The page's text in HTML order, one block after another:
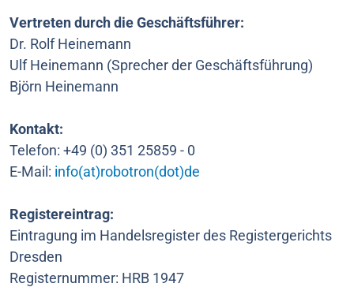
Vertreten durch die Geschäftsführer:
Dr. Rolf Heinemann
Ulf Heinemann (Sprecher der Geschäftsführung)
Björn Heinemann
Kontakt:
Telefon: +49 (0) 351 25859 - 0
E-Mail: info(at)robotron(dot)de
Registereintrag:
Eintragung im Handelsregister des Registergerichts
Dresden
Registernummer: HRB 1947